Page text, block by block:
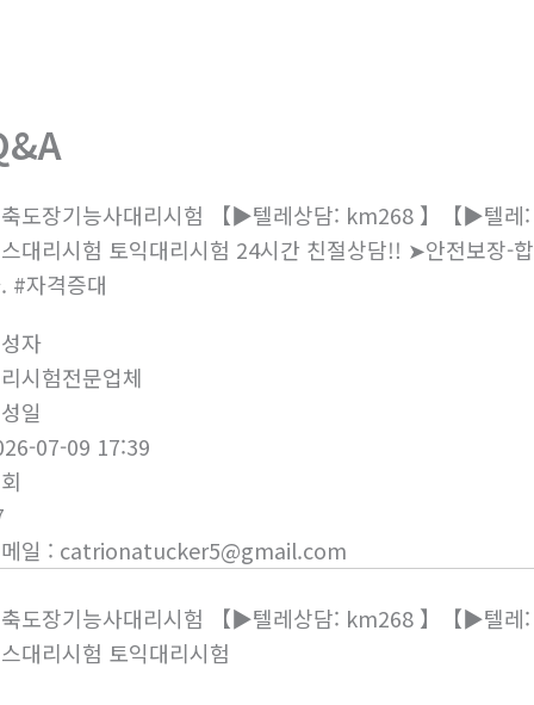
도장기능사대리시험 【▶텔레상담: km268 】【▶텔레
대리시험 토익대리시험 24시간 친절상담!! ➤안전보장-
#자격증대
자
시험전문업체
일
07-09 17:39
일 : catrionatucker5@gmail.com
도장기능사대리시험 【▶텔레상담: km268 】【▶텔레
대리시험 토익대리시험